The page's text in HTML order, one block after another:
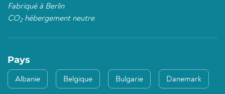
Fabriqué à Berlin
CO2hébergement neutre
Pays
Albanie Belgique Bulgarie Danemark